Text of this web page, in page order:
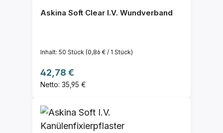
Askina Soft Clear I.V. Wundverband
Inhalt: 50 Stück (0,86 € / 1 Stück)
Regulärer Preis:
42,78 €
Netto: 35,95 €